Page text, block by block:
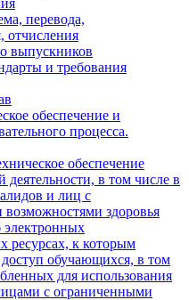
перевода,
отчисления
выпускников
и требования
обеспечение и
процесса.
обеспечение
деятельности, в том числе в
и лиц с
здоровья
ресурсах, к которым
доступ обучающихся, в том
для использования
с ограниченными